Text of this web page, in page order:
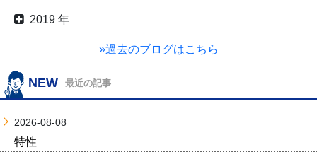
2019 年
»過去のブログはこちら
NEW 最近の記事
2026-08-08
特性